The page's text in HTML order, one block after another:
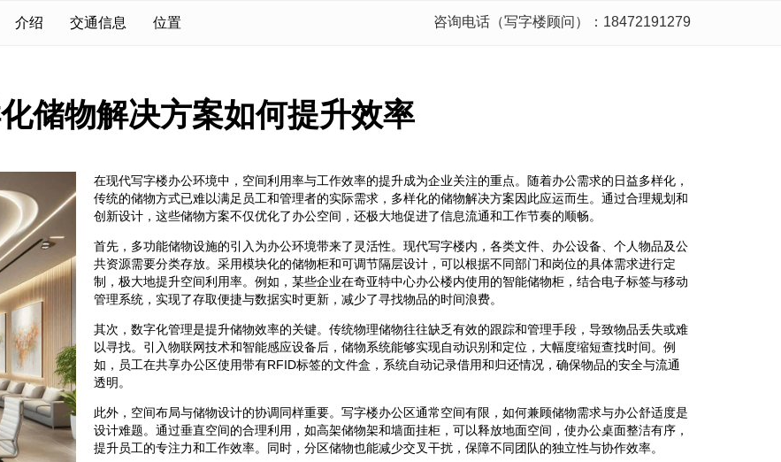
介绍 交通信息 位置 咨询电话（写字楼顾问）：18472191279
储物解决方案如何提升效率
在现代写字楼办公环境中，空间利用率与工作效率的提升成为企业关注的重点。随着办公需求的日益多样化，
传统的储物方式已难以满足员工和管理者的实际需求，多样化的储物解决方案因此应运而生。通过合理规划和
创新设计，这些储物方案不仅优化了办公空间，还极大地促进了信息流通和工作节奏的顺畅。
首先，多功能储物设施的引入为办公环境带来了灵活性。现代写字楼内，各类文件、办公设备、个人物品及公
共资源需要分类存放。采用模块化的储物柜和可调节隔层设计，可以根据不同部门和岗位的具体需求进行定
制，极大地提升空间利用率。例如，某些企业在奇亚特中心办公楼内使用的智能储物柜，结合电子标签与移动
管理系统，实现了存取便捷与数据实时更新，减少了寻找物品的时间浪费。
其次，数字化管理是提升储物效率的关键。传统物理储物往往缺乏有效的跟踪和管理手段，导致物品丢失或难
以寻找。引入物联网技术和智能感应设备后，储物系统能够实现自动识别和定位，大幅度缩短查找时间。例
如，员工在共享办公区使用带有RFID标签的文件盒，系统自动记录借用和归还情况，确保物品的安全与流通
透明。
此外，空间布局与储物设计的协调同样重要。写字楼办公区通常空间有限，如何兼顾储物需求与办公舒适度是
设计难题。通过垂直空间的合理利用，如高架储物架和墙面挂柜，可以释放地面空间，使办公桌面整洁有序，
提升员工的专注力和工作效率。同时，分区储物也能减少交叉干扰，保障不同团队的独立性与协作效率。